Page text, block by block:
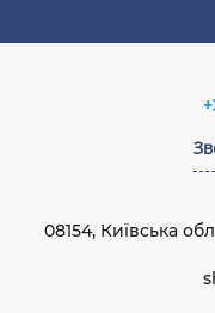
08154, Київська